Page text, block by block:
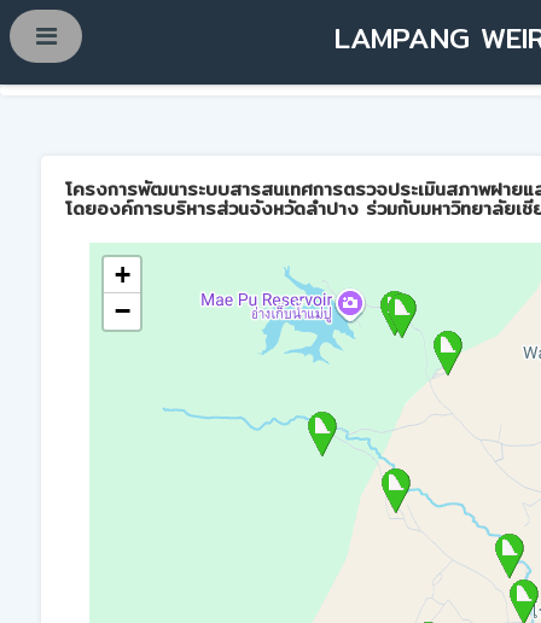
LAMPANG
โครงการพัฒนาระบบสารสนเทศการตรวจประเมินสภาพฝาย
โดยองค์การบริหารส่วนจังหวัดลำปาง ร่วมกับมหาวิทยาลัยเชี
+
−